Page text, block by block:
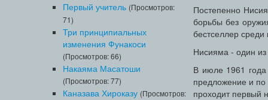
Первый учитель (Просмотров:
71)
Три принципиальных
изменения Фунакоси
(Просмотров: 66)
Накаяма Масатоши
(Просмотров: 77)
Каназава Хироказу (Просмотров:
Постепенно
борьбы без
бестселлер среди
Нисияма - один
В июле 1961
предложение и
проходит первый